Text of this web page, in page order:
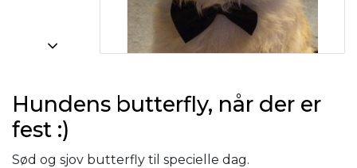
Hundens butterfly, når der er
fest :)
Sød og sjov butterfly til specielle dag.